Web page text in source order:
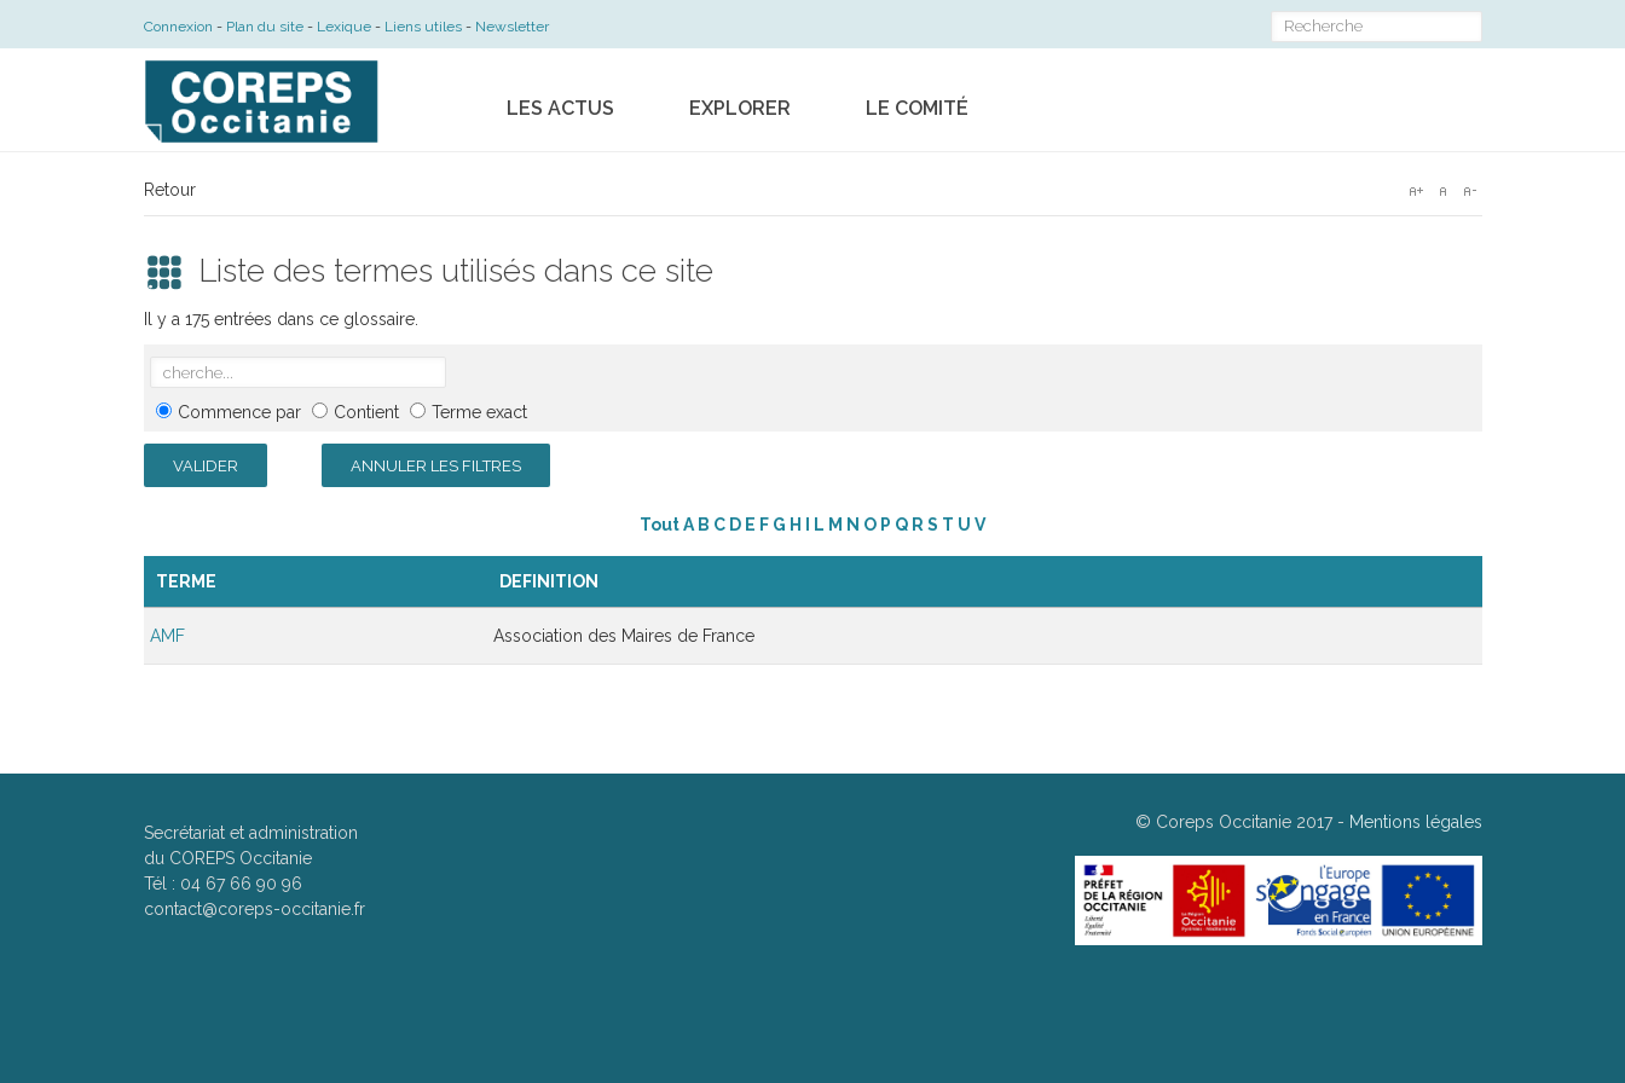
Connexion Plan du site Lexique Liens utiles Newsletter
LES ACTUS EXPLORER
pratique
LE COMITÉ
Retour
Liste des termes utilisés dans ce site
Il y a 175 entrées dans ce glossaire.
Commence par Contient Terme exact
ToutA B C D E F G H L M N O P Q R S T U V
TERME DEFINITION
AMF Association des Maires de France
Secrétariat et administration
du COREPS Occitanie
Tél : 04 67 66 90 96
contact@coreps-occitanie.fr
© Coreps Occitanie 2017- Mentions légales